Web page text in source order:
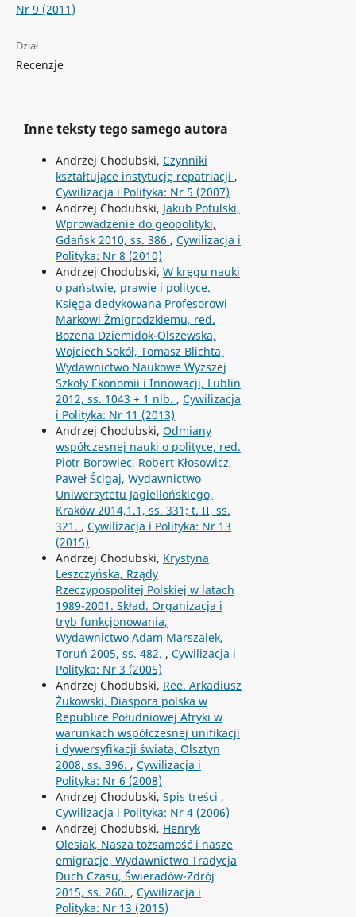
Nr 9 (2011)
Dział
Recenzje
Inne teksty tego samego autora
Andrzej Chodubski, Czynniki
kształtujące instytucję repatriacji ,
Cywilizacja i Polityka: Nr 5 (2007)
Andrzej Chodubski, Jakub Potulski,
Wprowadzenie do geopolityki,
Gdańsk 2010, ss. 386 , Cywilizacja i
Polityka: Nr 8 (2010)
Andrzej Chodubski, W kręgu nauki
o państwie, prawie i polityce.
Księga dedykowana Profesorowi
Markowi Żmigrodzkiemu, red.
Bożena Dziemidok-Olszewska,
Wojciech Sokół, Tomasz Blichta,
Wydawnictwo Naukowe Wyższej
Szkoły Ekonomii i Innowacji, Lublin
2012, ss. 1043 + 1 nlb. , Cywilizacja
i Polityka: Nr 11 (2013)
Andrzej Chodubski, Odmiany
współczesnej nauki o polityce, red.
Piotr Borowiec, Robert Kłosowicz,
Paweł Ścigaj, Wydawnictwo
Uniwersytetu Jagiellońskiego,
Kraków 2014,1.1, ss. 331; t. II, ss.
321. , Cywilizacja i Polityka: Nr 13
(2015)
Andrzej Chodubski, Krystyna
Leszczyńska, Rządy
Rzeczypospolitej Polskiej w latach
1989-2001. Skład. Organizacja i
tryb funkcjonowania,
Wydawnictwo Adam Marszalek,
Toruń 2005, ss. 482. , Cywilizacja i
Polityka: Nr 3 (2005)
Andrzej Chodubski, Ree. Arkadiusz
Żukowski, Diaspora polska w
Republice Południowej Afryki w
warunkach współczesnej unifikacji
i dywersyfikacji świata, Olsztyn
2008, ss. 396. , Cywilizacja i
Polityka: Nr 6 (2008)
Andrzej Chodubski, Spis treści ,
Cywilizacja i Polityka: Nr 4 (2006)
Andrzej Chodubski, Henryk
Olesiak, Nasza tożsamość i nasze
emigracje, Wydawnictwo Tradycja
Duch Czasu, Świeradów-Zdrój
2015, ss. 260. , Cywilizacja i
Polityka: Nr 13 (2015)